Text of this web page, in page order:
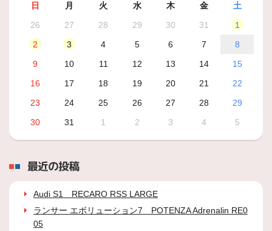
日 月 火 水 木 金
土
26
27 28 29 30 31
1
2
3 4 5 6 7
8
9
10 11 12 13 14
15
16
17 18 19 20 21
22
23
24 25 26 27 28
29
30
31 1 2 3 4 5
最近の投稿
Audi S1 RECARO RSS LARGE
ランサー エボリューション7 POTENZA Adrenalin RE0
05